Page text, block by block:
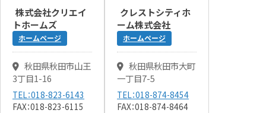
株式会社クリエイ
トホームズ
ホームページ
秋田県秋田市山王
3丁目1-16
TEL：018-823-6143
FAX：018-823-6115
クレストシティホ
ーム株式会社
ホームページ
秋田県秋田市大町
一丁目7-5
TEL：018-874-8454
FAX：018-874-8464